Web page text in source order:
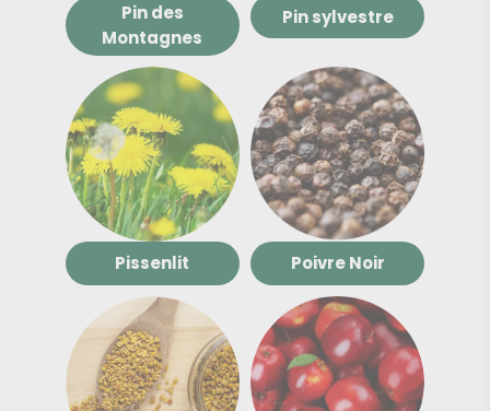
Pin des
Montagnes
Pin sylvestre
Pissenlit Poivre Noir